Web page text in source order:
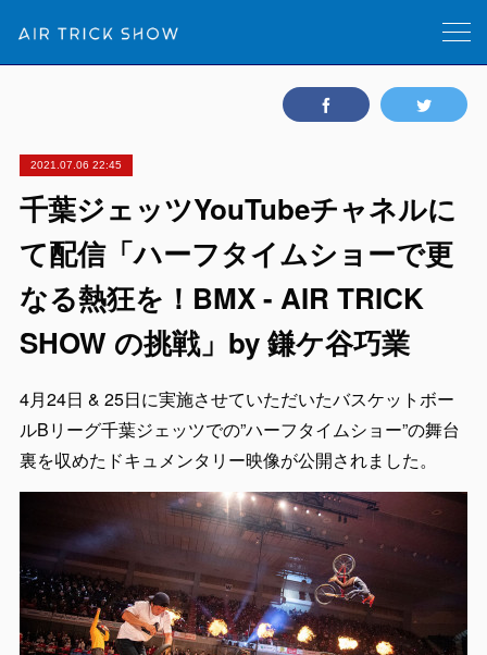
2021.07.06 22:45
千葉ジェッツYouTubeチャネルに
て配信「ハーフタイムショーで更
なる熱狂を！BMX - AIR TRICK
SHOW の挑戦」by 鎌ケ谷巧業
4月24日 & 25日に実施させていただいたバスケットボー
ルBリーグ千葉ジェッツでの”ハーフタイムショー”の舞台
裏を収めたドキュメンタリー映像が公開されました。